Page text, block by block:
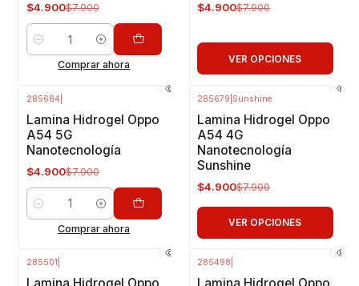
$4.900$7.900
Cantidad
Comprar ahora
$4.900$7.900
VER OPCIONES
285684
Lamina Hidrogel Oppo
A54 5G
Nanotecnología
$4.900$7.900
Cantidad
Comprar ahora
285679 Sunshine
Lamina Hidrogel Oppo
A54 4G
Nanotecnología
Sunshine
$4.900$7.900
VER OPCIONES
285501 285498